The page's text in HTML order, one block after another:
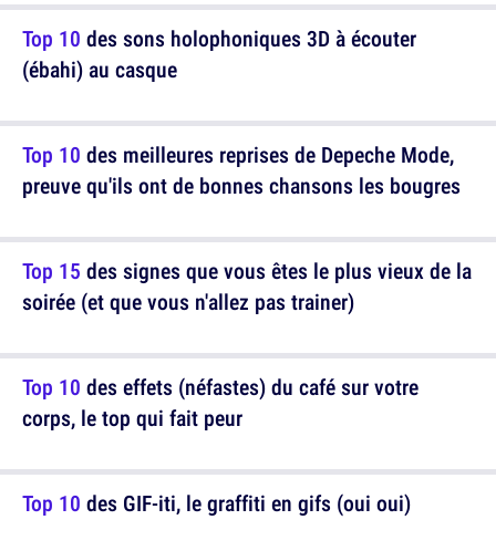
Top 10 des sons holophoniques 3D à écouter
(ébahi) au casque
Top 15 des signes que vous êtes le plus vieux de la
soirée (et que vous n'allez pas trainer)
Top 10 des GIF-iti, le graffiti en gifs (oui oui)
Top 10 des meilleures reprises de Depeche Mode,
preuve qu'ils ont de bonnes chansons les bougres
Top 10 des effets (néfastes) du café sur votre
corps, le top qui fait peur